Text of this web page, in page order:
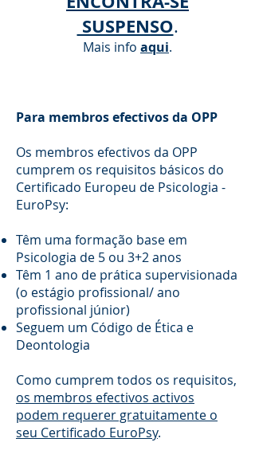
SUSPENSO.
Mais info aqui.
Para membros efectivos da OPP
Os membros efectivos da OPP
cumprem os requisitos básicos do
Certificado Europeu de Psicologia -
EuroPsy:
Têm uma formação base em
Psicologia de 5 ou 3+2 anos
Têm 1 ano de prática supervisionada
(o estágio profissional/ ano
profissional júnior)
Seguem um Código de Ética e
Deontologia
Como cumprem todos os requisitos,
os membros efectivos activos
podem requerer gratuitamente o
seu Certificado EuroPsy.